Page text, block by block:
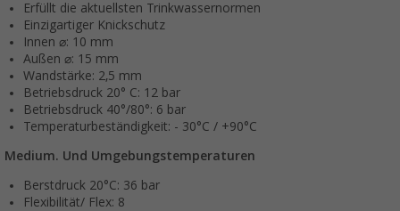
Erfüllt die aktuellsten Trinkwassernormen
Einzigartiger Knickschutz
Innen ⌀: 10 mm
Außen ⌀: 15 mm
Wandstärke: 2,5 mm
Betriebsdruck 20° C: 12 bar
Betriebsdruck 40°/80°: 6 bar
Temperaturbeständigkeit: - 30°C / +90°C
Medium. Und Umgebungstemperaturen
Berstdruck 20°C: 36 bar
Flexibilität/ Flex: 8